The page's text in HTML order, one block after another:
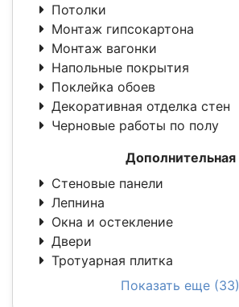
Потолки
Монтаж гипсокартона
Монтаж вагонки
Напольные покрытия
Поклейка обоев
Декоративная отделка стен
Черновые работы по полу
Дополнительная
Стеновые панели
Лепнина
Окна и остекление
Двери
Тротуарная плитка
Показать еще (33)